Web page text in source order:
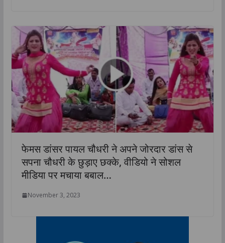
फेमस डांसर पायल चौधरी ने अपने जोरदार डांस से
सपना चौधरी के छुड़ाए छक्के, वीडियो ने सोशल
मीडिया पर मचाया बबाल…
November 3, 2023